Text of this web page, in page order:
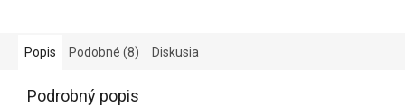
Popis Podobné (8) Diskusia
Podrobný popis